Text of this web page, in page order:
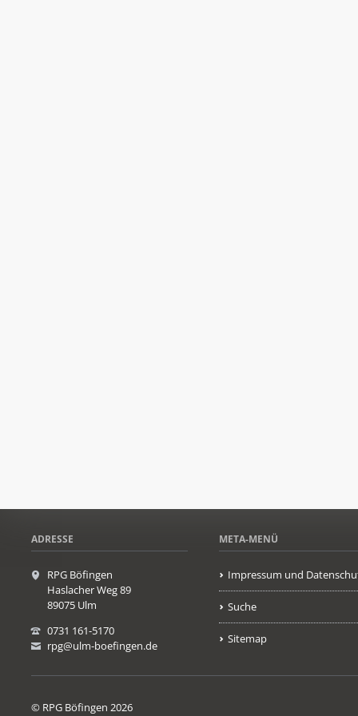
ADRESSE
RPG Böfingen
Haslacher Weg 89
89075 Ulm
0731 161-5170
rpg@ulm-boefingen.de
META-MENÜ
Impressum und
Suche
Sitemap
© RPG Böfingen 2026